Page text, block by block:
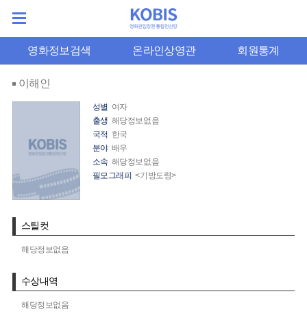
영화정보검색 온라인상영관 회원통계
이해인
성별 여자
출생 해당정보없음
국적 한국
분야 배우
소속 해당정보없음
필모그래피 <기방도령>
스틸컷
해당정보없음
수상내역
해당정보없음